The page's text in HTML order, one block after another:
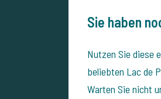
Sie haben
Nutzen Sie diese
beliebten Lac de
Warten Sie nicht